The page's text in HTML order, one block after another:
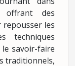
offrant des
les
techniques
savoir-faire
traditionnels,